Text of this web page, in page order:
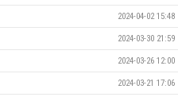
2024-04-02 15:48
2024-03-30 21:59
2024-03-26 12:00
2024-03-21 17:06